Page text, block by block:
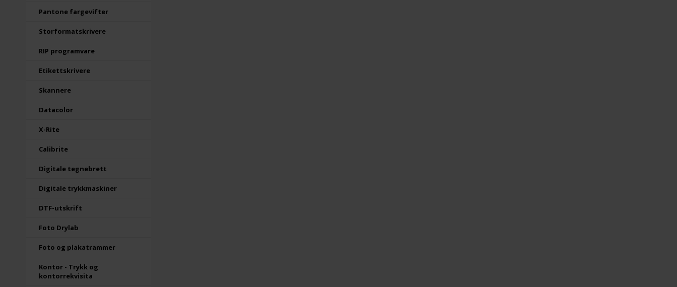
Pantone fargevifter
Storformatskrivere
RIP programvare
Etikettskrivere
Skannere
Datacolor
X-Rite
Calibrite
Digitale tegnebrett
Digitale trykkmaskiner
DTF-utskrift
Foto Drylab
Foto og plakatrammer
Kontor - Trykk og
kontorrekvisita